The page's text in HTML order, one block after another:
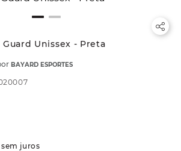
Unissex - Preta
BAYARD ESPORTES
sem juros